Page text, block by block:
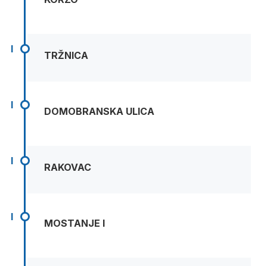
I
TRŽNICA
I
DOMOBRANSKA ULICA
I
RAKOVAC
I
MOSTANJE I